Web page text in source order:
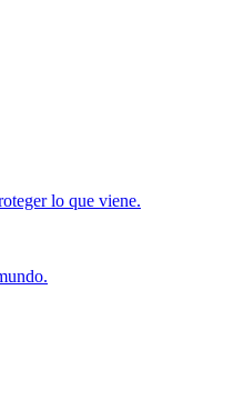
lo que viene.